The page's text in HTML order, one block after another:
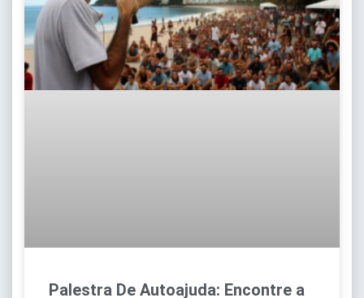
Palestra De Autoajuda: Encontre a